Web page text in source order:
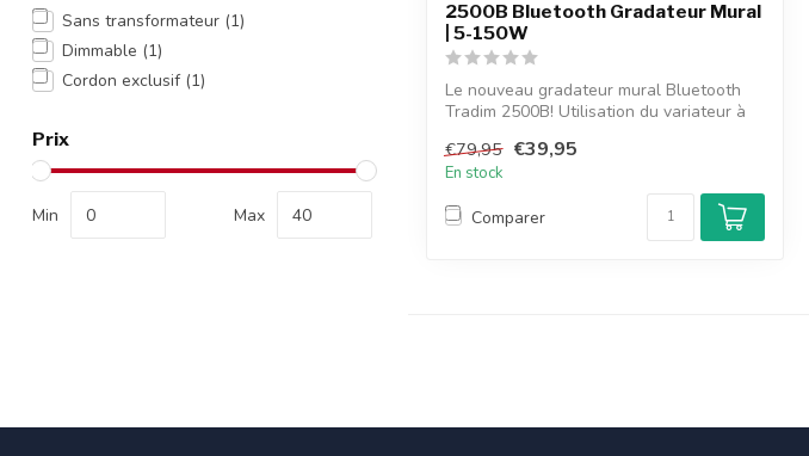
Sans transformateur (1)
Dimmable (1)
Cordon exclusif (1)
Prix
Min Max
2500B Bluetooth Gradateur Mural
| 5-150W
Le nouveau gradateur mural Bluetooth
Tradim 2500B! Utilisation du variateur à
€79,95 €39,95
En stock
Comparer